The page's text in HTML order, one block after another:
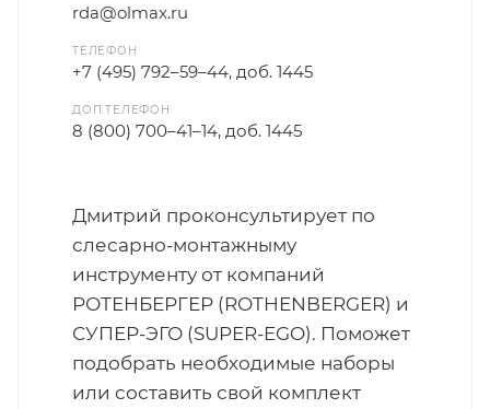
rda@olmax.ru
ТЕЛЕФОН
+7 (495) 792–59–44, доб. 1445
ДОП.ТЕЛЕФОН
8 (800) 700–41–14, доб. 1445
Дмитрий проконсультирует по
слесарно-монтажныму
инструменту от компаний
РОТЕНБЕРГЕР (ROTHENBERGER) и
СУПЕР-ЭГО (SUPER-EGO). Поможет
подобрать необходимые наборы
или составить свой комплект